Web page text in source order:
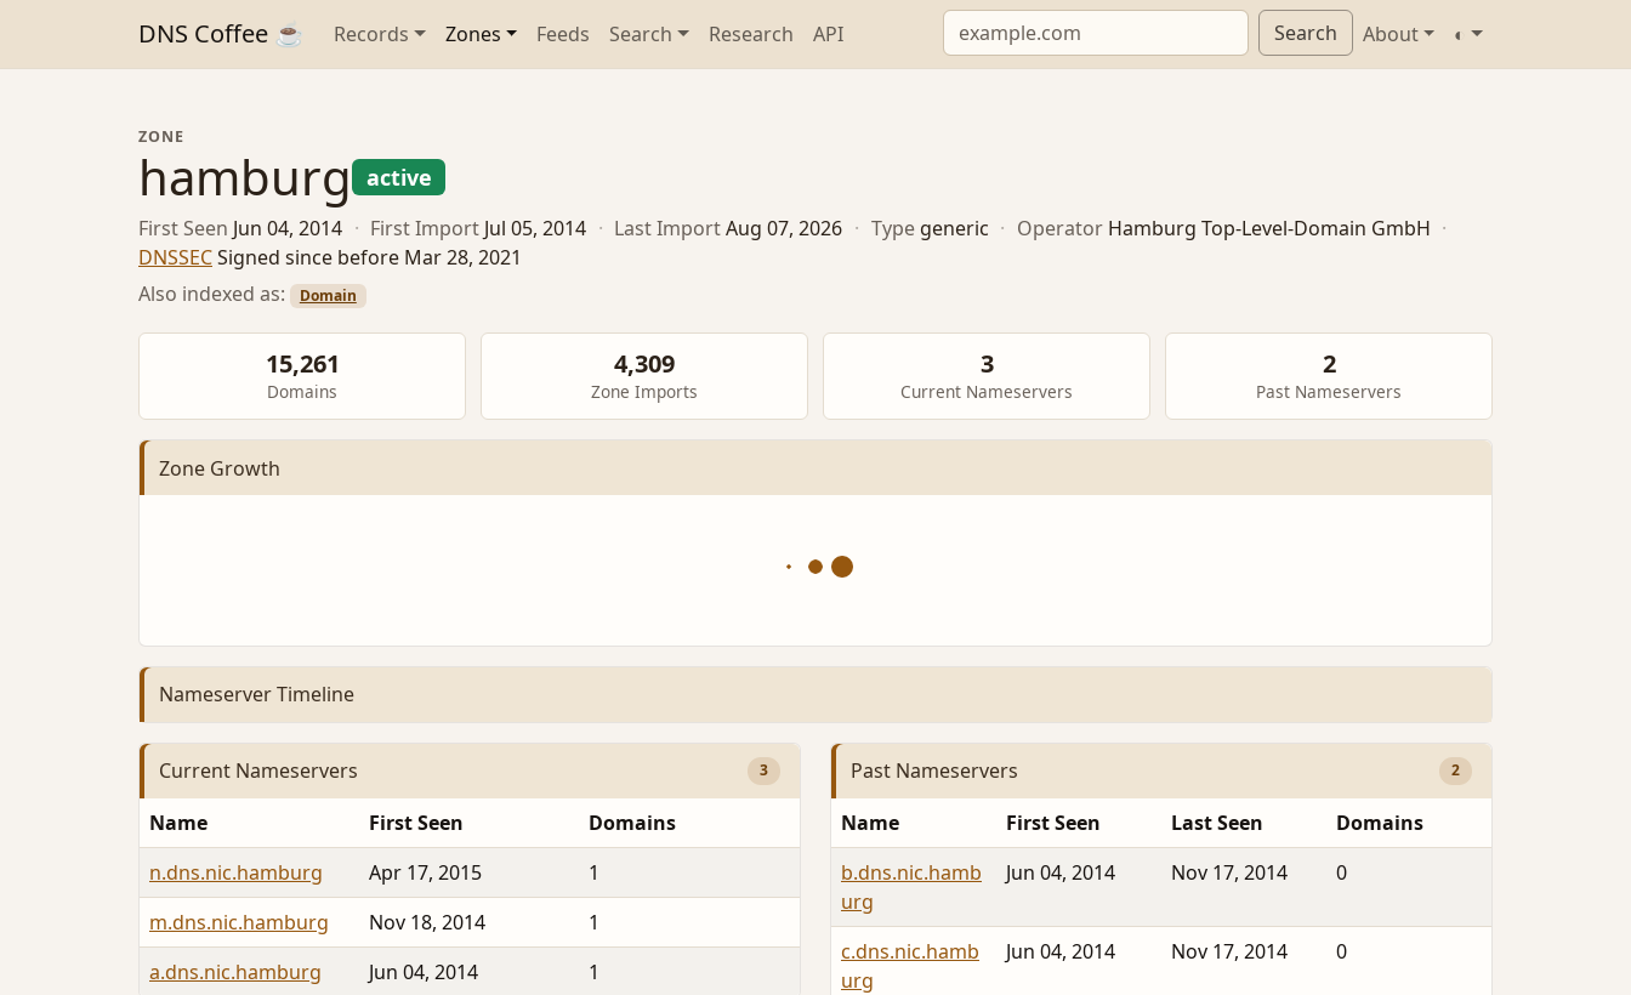
DNS Coffee ☕ Records Zones Feeds Search Research API Search About ◐
ZONE
hamburg active
First Seen Jun 04, 2014 · First Import Jul 05, 2014 · Last ImportAug 07, 2026 · Type generic · Operator Hamburg Top-Level-Domain GmbH ·
DNSSECSigned since before Mar 28, 2021
Also indexed as:
Domain
15,261
Domains
4,309
Zone Imports
3
Current Nameservers
2
Past Nameservers
Zone Growth
Nameserver Timeline
Current Nameservers 3
Name First Seen
Domains
n.dns.nic.hamburg
Apr 17, 2015
1
m.dns.nic.hamburg
Nov 18, 2014
1
a.dns.nic.hamburg
Jun 04, 2014 1
Past Nameservers 2
Name First Seen Last Seen
Domains
b.dns.nic.hamb
urg
Jun 04, 2014 Nov 17, 2014 0
c.dns.nic.hamb
urg
Jun 04, 2014 Nov 17, 2014 0